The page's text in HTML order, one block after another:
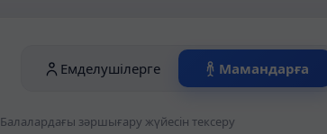
Емделушілерге Мамандарға
Балалардағы зәршығару жүйесін тексеру